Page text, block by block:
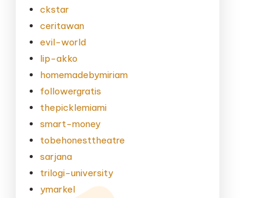
ckstar
ceritawan
evil-world
lip-akko
homemadebymiriam
followergratis
thepicklemiami
smart-money
tobehonesttheatre
sarjana
trilogi-university
ymarkel